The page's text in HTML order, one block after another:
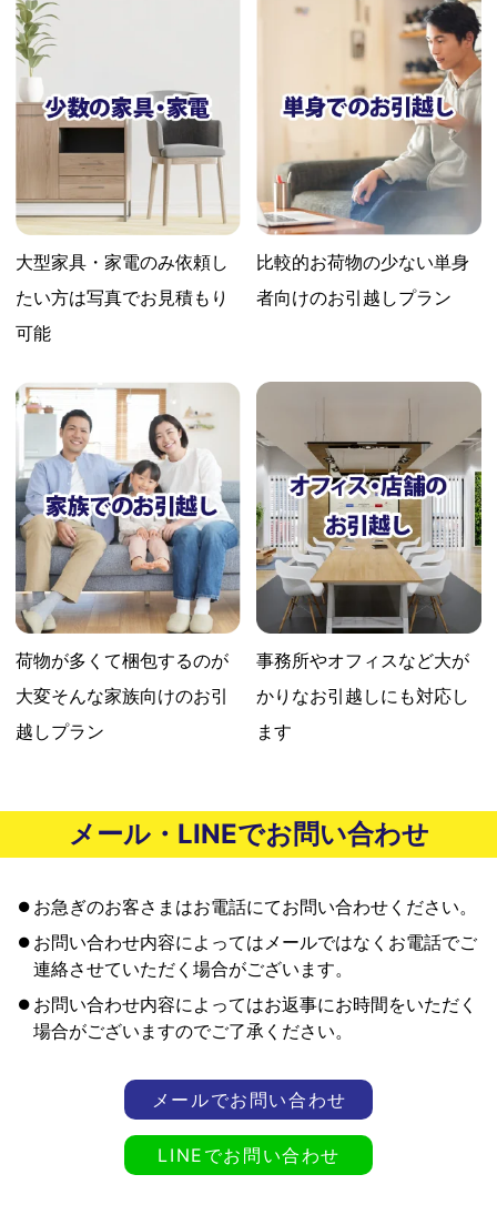
大型家具・家電のみ依頼し
たい方は写真でお見積もり
可能
比較的お荷物の少ない単身
者向けのお引越しプラン
荷物が多くて梱包するのが
大変そんな家族向けのお引
越しプラン
事務所やオフィスなど大が
かりなお引越しにも対応し
ます
メール・LINEでお問い合わせ
お急ぎのお客さまはお電話にてお問い合わせください。
お問い合わせ内容によってはメールではなくお電話でご
連絡させていただく場合がございます。
お問い合わせ内容によってはお返事にお時間をいただく
場合がございますのでご了承ください。
メールでお問い合わせ
LINEでお問い合わせ